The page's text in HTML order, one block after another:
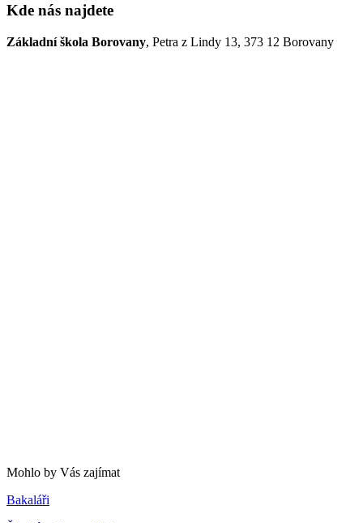
Kde nás najdete
Základní škola Borovany, Petra z Lindy 13, 373 12 Borovany
Mohlo by Vás zajímat
Bakaláři